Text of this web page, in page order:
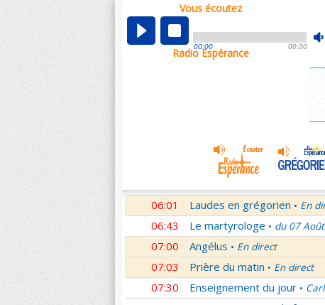
Vous écoutez
00:00 00:00
Radio Espérance
00:04
01:03 Sentinelles de la foi • Lettres
01:32 10 minutes avec Jésus
18e
En
Si tu savais le don de Dieu
En Toi nos sources • Paul et
06:01 Laudes en grégorien • En
06:43 Le martyrologe • du 07 Août
07:00 Angélus • En direct
07:03 Prière du matin • En direct
07:30 Enseignement du jour •